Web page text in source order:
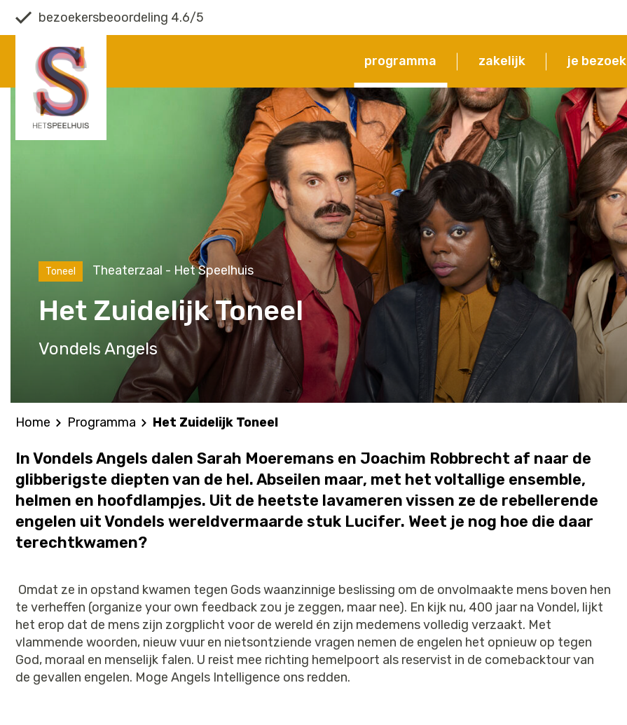
bezoekersbeoordeling 4.6/5
programma zakelijk je bezoek
Toneel Theaterzaal - Het Speelhuis
Het Zuidelijk Toneel
Vondels Angels
Home Programma Het Zuidelijk Toneel
In Vondels Angels dalen Sarah Moeremans en Joachim Robbrecht af naar de
glibberigste diepten van de hel. Abseilen maar, met het voltallige ensemble,
helmen en hoofdlampjes. Uit de heetste lavameren vissen ze de rebellerende
engelen uit Vondels wereldvermaarde stuk Lucifer. Weet je nog hoe die daar
terechtkwamen?
Omdat ze in opstand kwamen tegen Gods waanzinnige beslissing om de onvolmaakte mens boven hen
te verheffen (organize your own feedback zou je zeggen, maar nee). En kijk nu, 400 jaar na Vondel, lijkt
het erop dat de mens zijn zorgplicht voor de wereld én zijn medemens volledig verzaakt. Met
vlammende woorden, nieuw vuur en nietsontziende vragen nemen de engelen het opnieuw op tegen
God, moraal en menselijk falen. U reist mee richting hemelpoort als reservist in de comebacktour van
de gevallen engelen. Moge Angels Intelligence ons redden.